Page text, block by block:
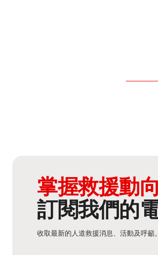
掌握救援動向
訂閱我們的
收取最新的人道救援消息、活動及呼籲。